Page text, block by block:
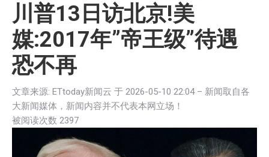
川普13日访北京!美
媒:2017年”帝王级”待遇
恐不再
文章来源: ETtoday新闻云 于 2026-05-10 22:04– 新闻取自各
大新闻媒体，新闻内容并不代表本网立场！
被阅读次数 2397